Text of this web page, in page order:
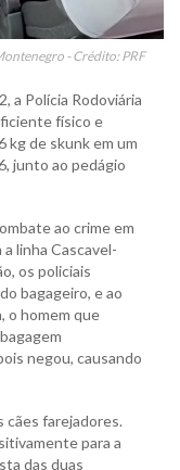
- Crédito: PRF
a Polícia Rodoviária
físico e
kg de skunk em um
junto ao pedágio
ao crime em
linha Cascavel-
os policiais
bagageiro, e ao
o homem que
negou, causando
cães farejadores.
para a
das duas